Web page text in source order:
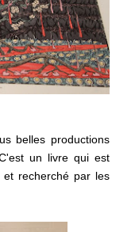
belles productions
un livre qui est
recherché par les